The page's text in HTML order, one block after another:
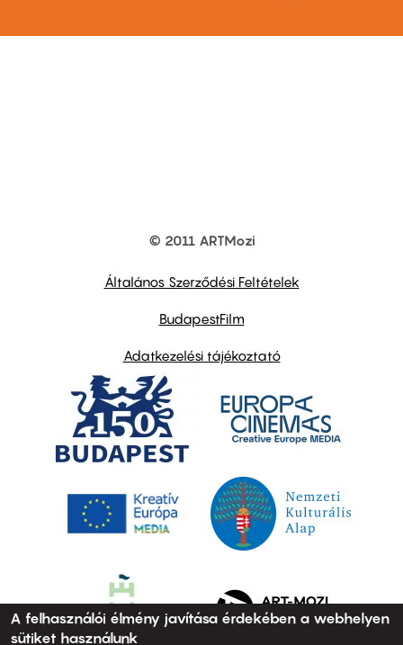
© 2011 ARTMozi
Általános Szerződési Feltételek
BudapestFilm
Adatkezelési tájékoztató
A felhasználói élmény javítása érdekében a webhelyen
sütiket használunk